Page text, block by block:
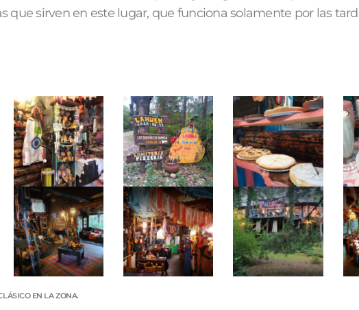
que sirven en este lugar, que funciona solamente por las
EN LA ZONA.